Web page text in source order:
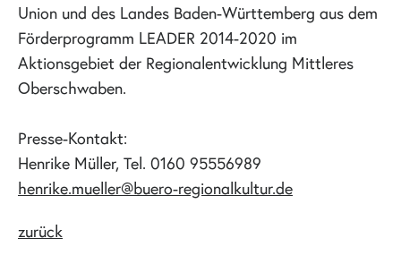
Union und des Landes Baden-Württemberg aus dem
Förderprogramm LEADER 2014-2020 im
Aktionsgebiet der Regionalentwicklung Mittleres
Oberschwaben.
Presse-Kontakt:
Henrike Müller, Tel. 0160 95556989
henrike.mueller@buero-regionalkultur.de
zurück